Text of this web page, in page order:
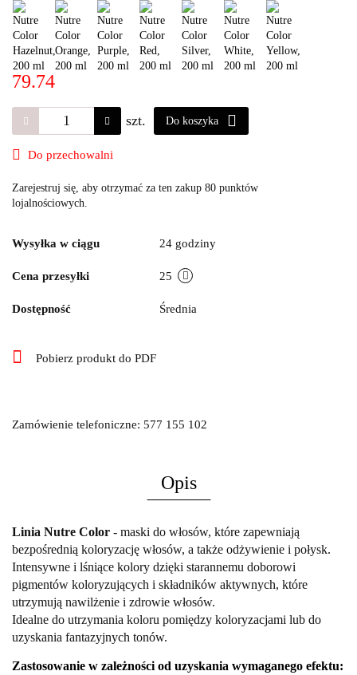
79.74
szt. Do koszyka
Do przechowalni
Zarejestruj się, aby otrzymać za ten zakup 80 punktów
lojalnościowych.
Wysyłka w ciągu 24 godziny
Cena przesyłki 25
Dostępność Średnia
Pobierz produkt do PDF
Zamówienie telefoniczne: 577 155 102
Opis
Linia Nutre Color - maski ​​do włosów, które zapewniają
bezpośrednią koloryzację włosów, a także odżywienie i połysk.
Intensywne i lśniące kolory dzięki starannemu doborowi
pigmentów koloryzujących i składników aktywnych, które
utrzymują nawilżenie i zdrowie włosów.
Idealne do utrzymania koloru pomiędzy koloryzacjami lub do
uzyskania fantazyjnych tonów.
Zastosowanie w zależności od uzyskania wymaganego efektu: